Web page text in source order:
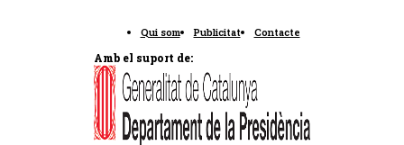
Qui som Publicitat Contacte
Amb el suport de: